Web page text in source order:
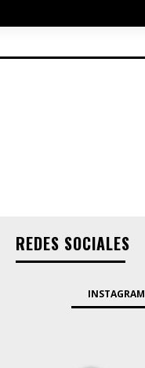
REDES SOCIALES
INSTAGRAM